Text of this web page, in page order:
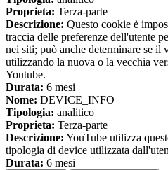
Proprieta: Terza-parte
Descrizione: Questo cookie è
traccia delle preferenze dell'utente
nei siti; può anche determinare se il
utilizzando la nuova o la vecchia
Youtube.
Durata: 6 mesi
Nome: DEVICE_INFO
Tipologia: analitico
Proprieta: Terza-parte
Descrizione: YouTube utilizza
tipologia di device utilizzata
Durata: 6 mesi